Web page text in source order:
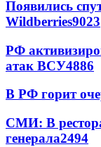
Появились
Wildberries9023
РФ
атак ВСУ4886
В РФ горит
СМИ: В
генерала2494